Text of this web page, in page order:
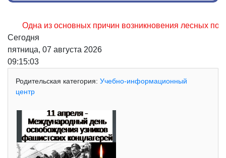
Одна из основных причин возникновения лесных
Сегодня
пятница, 07 августа 2026
09:15:04
Родительская категория: Учебно-информационный
центр